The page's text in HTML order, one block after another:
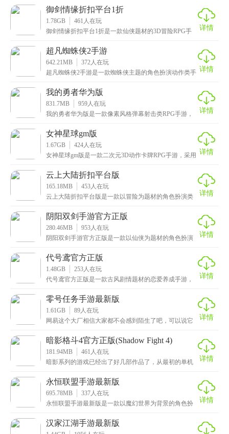
底层
御剑情缘折扣平台1折
1.78GB 461 人在玩
御剑情缘折扣平台1折是一款仙侠题材的3D冒险RPG手
详情
超凡蜘蛛侠2手游
642.21MB 372人在玩
超凡蜘蛛侠2手游是一款蜘蛛侠主题的角色扮演动作类手
扣
详情
我的勇者华为版
831.7MB 959人在玩
我的勇者华为版是一款像素风格弹幕射击类RPG手游，
验。
详情
女神星球gm版
1.67GB 424人在玩
女神星球gm版是一款二次元3D动作卡牌RPG手游，采用 详情
云上大陆折扣平台版
165.18MB 453人在玩
云上大陆折扣平台版是一款以冒险为题材的角色扮演类
精
详情
阴阳双剑手游官方正版
280.46MB 953人在玩
阴阳双剑手游官方正版是一款以仙侠为题材的角色扮演
彩幽
详情
代号鸢官方正版
1.48GB 253人在玩
代号鸢官方正版是一款古风剧情题材的恋爱养成手游，
绝色
详情
零号任务手游最新版
1.61GB 89人在玩
网易这个大厂相信大家都不会感到陌生了吧，可以说它
号任
详情
暗影格斗4官方正版(Shadow Fight 4)
181.94MB 461 人在玩
暗影系列的游戏已经出了好几部作品了，从最初的单机
次小
详情
永恒联盟手游最新版
695.78MB 337人在玩
永恒联盟手游最新版是一款以魔幻世界为背景的角色扮
场景
详情
汉家江湖手游最新版